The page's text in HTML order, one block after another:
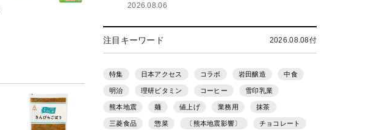
2026.08.06
注目キーワード 2026.08.08付
特集 日本アクセス コラボ 岩田醸造 中食
明治 理研ビタミン コーヒー 雪印乳業
熊本地震 麺 値上げ 業務用 抹茶
三菱食品 惣菜 〔熊本地震影響〕 チョコレート